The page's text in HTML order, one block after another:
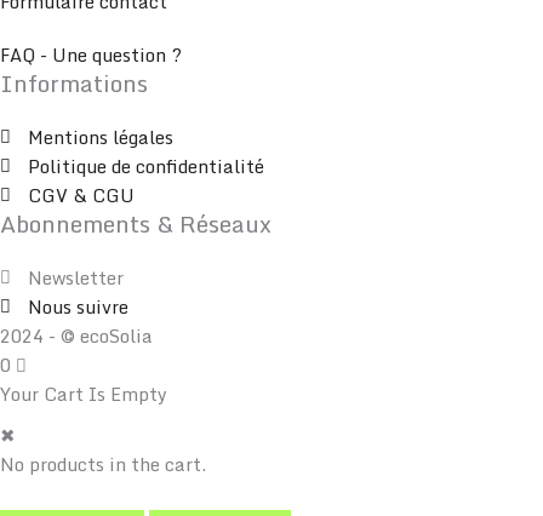
FAQ - Une question ?
Informations
Mentions légales
Politique de confidentialité
CGV & CGU
Abonnements & Réseaux
Newsletter
Nous suivre
2024 - © ecoSolia
0
Your Cart Is Empty
✖
No products in the cart.